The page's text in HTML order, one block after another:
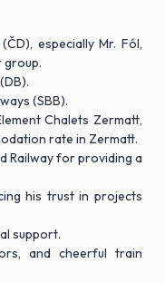
especially Mr. Fól,
(SBB).
Chalets Zermatt,
rate in Zermatt.
Railway for providing a
his trust in projects
support.
and cheerful train